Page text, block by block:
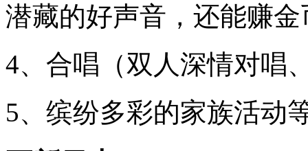
潜藏的好声音，还能赚
4、合唱（双人深情对唱
5、缤纷多彩的家族活动